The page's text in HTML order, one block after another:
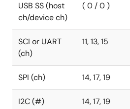
USB SS (host
ch/device ch)
( 0 / 0 )
SCI or UART
(ch)
11, 13, 15
SPI (ch) 14, 17, 19
I2C (#) 14, 17, 19